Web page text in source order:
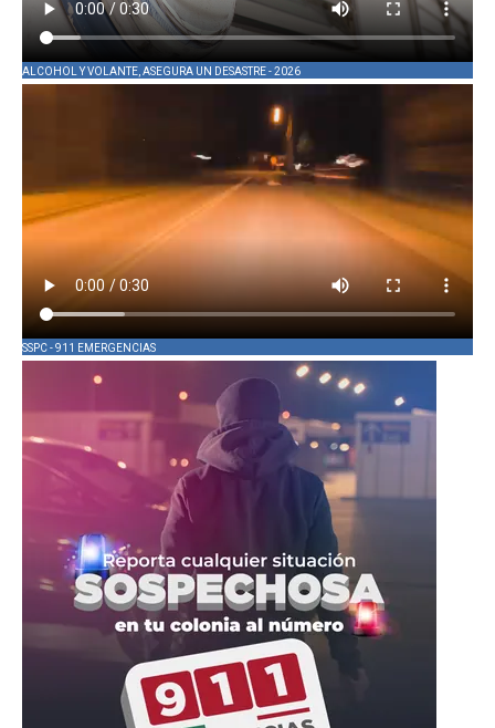
ALCOHOL Y VOLANTE, ASEGURA UN DESASTRE - 2026
SSPC - 911 EMERGENCIAS